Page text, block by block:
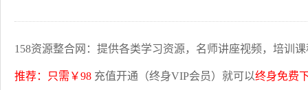
158资源整合网：提供各类学习资源，名师讲座视频，培训
推荐：只需￥98 充值开通（终身VIP会员）就可以终身免费